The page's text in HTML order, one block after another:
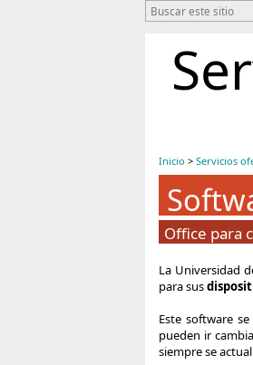
Inicio > Servicios
Office para
La Universidad
para sus
Este software
pueden ir
siempre se